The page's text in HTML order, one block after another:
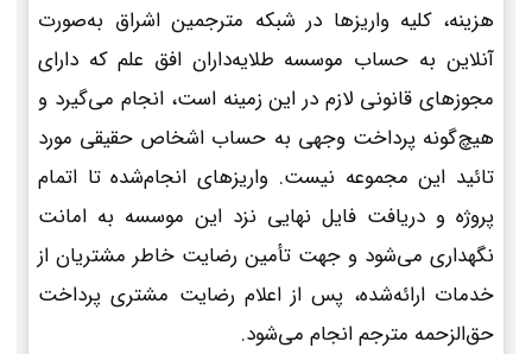
هزینه، کلیه واریزها در شبکه مترجمین اشراق به‌صورت
آنلاین به حساب موسسه طلایه‌داران افق علم که دارای
مجوزهای قانونی لازم در این زمینه است، انجام می‌گیرد و
هیچ‌گونه پرداخت وجهی به حساب اشخاص حقیقی مورد
تائید این مجموعه نیست. واریزهای انجام‌شده تا اتمام
پروژه و دریافت فایل نهایی نزد این موسسه به امانت
نگهداری می‌شود و جهت تأمین رضایت خاطر مشتریان از
خدمات ارائه‌شده، پس از اعلام رضایت مشتری پرداخت
حق‌الزحمه مترجم انجام می‌شود.